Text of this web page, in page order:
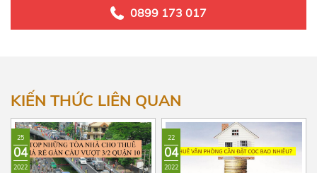
Hướng Đông Bắc
0899 173 017
KIẾN THỨC LIÊN QUAN
25
04
2022
22
04
2022